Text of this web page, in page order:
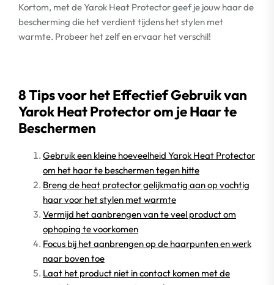
Kortom, met de Yarok Heat Protector geef je jouw haar de
bescherming die het verdient tijdens het stylen met
warmte. Probeer het zelf en ervaar het verschil!
8 Tips voor het Effectief Gebruik van
Yarok Heat Protector om je Haar te
Beschermen
Gebruik een kleine hoeveelheid Yarok Heat Protector
om het haar te beschermen tegen hitte
Breng de heat protector gelijkmatig aan op vochtig
haar voor het stylen met warmte
Vermijd het aanbrengen van te veel product om
ophoping te voorkomen
Focus bij het aanbrengen op de haarpunten en werk
naar boven toe
Laat het product niet in contact komen met de